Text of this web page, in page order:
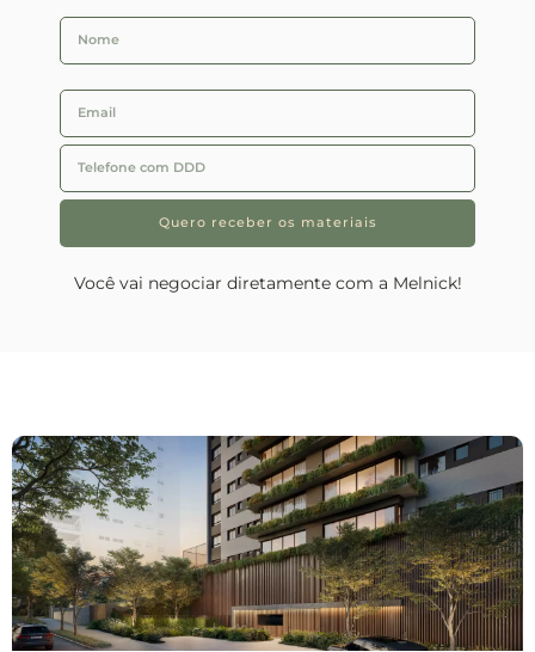
Quero receber os materiais
Você vai negociar diretamente com a Melnick!